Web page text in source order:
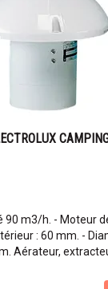
90 m3/h. - Moteur
: 60 mm. -
Aérateur,